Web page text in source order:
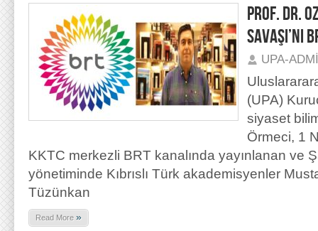
PROF. DR.
SAVAŞI’NI
UPA-
(UPA)
siyaset
Örmeci, 1
KKTC merkezli BRT kanalında yayınlanan ve
yönetiminde Kıbrıslı Türk akademisyenler
Tüzünkan
Read More »